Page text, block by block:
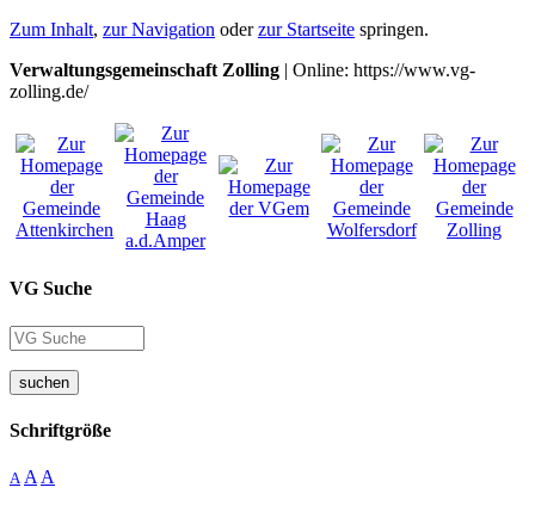
Zum Inhalt, zur Navigation oderzur Startseite springen.
Verwaltungsgemeinschaft Zolling | Online: https://www.vg-
zolling.de/
VG Suche
suchen
Schriftgröße
A A A